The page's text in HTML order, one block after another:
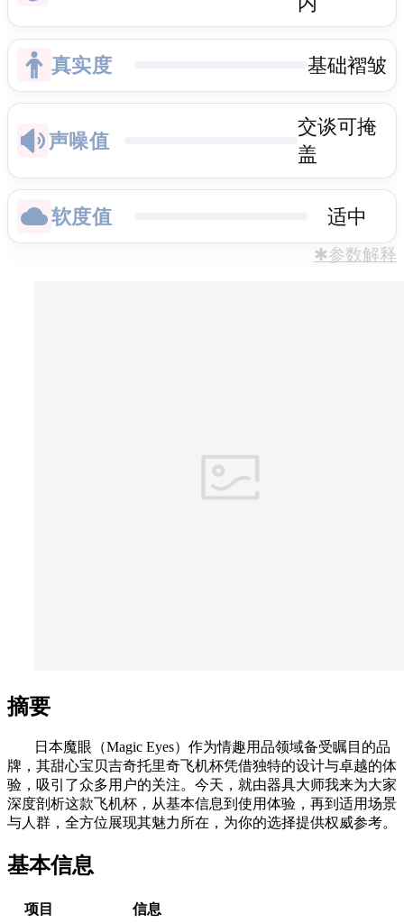
真实度 基础褶皱
声噪值
交谈可掩
盖
软度值 适中
✱参数解释
摘要
日本魔眼（Magic Eyes）作为情趣用品领域备受瞩目的品
牌，其甜心宝贝吉奇托里奇飞机杯凭借独特的设计与卓越的体
验，吸引了众多用户的关注。今天，就由器具大师我来为大家
深度剖析这款飞机杯，从基本信息到使用体验，再到适用场景
与人群，全方位展现其魅力所在，为你的选择提供权威参考。
基本信息
项目
信息